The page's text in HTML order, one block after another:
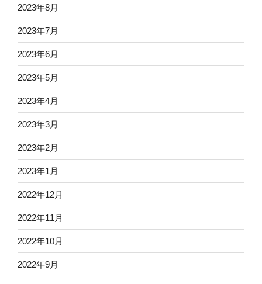
2023年8月
2023年7月
2023年6月
2023年5月
2023年4月
2023年3月
2023年2月
2023年1月
2022年12月
2022年11月
2022年10月
2022年9月